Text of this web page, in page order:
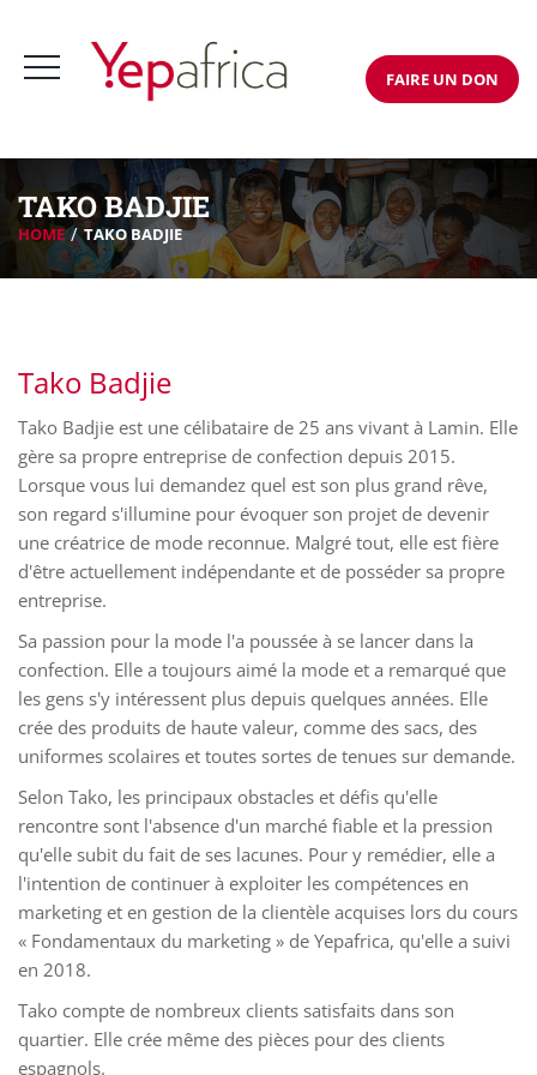
FAIRE UN DON
TAKO BADJIE
HOME TAKO BADJIE
Tako Badjie
Tako Badjie est une célibataire de 25 ans vivant à Lamin. Elle
gère sa propre entreprise de confection depuis 2015.
Lorsque vous lui demandez quel est son plus grand rêve,
son regard s'illumine pour évoquer son projet de devenir
une créatrice de mode reconnue. Malgré tout, elle est fière
d'être actuellement indépendante et de posséder sa propre
entreprise.
Sa passion pour la mode l'a poussée à se lancer dans la
confection. Elle a toujours aimé la mode et a remarqué que
les gens s'y intéressent plus depuis quelques années. Elle
crée des produits de haute valeur, comme des sacs, des
uniformes scolaires et toutes sortes de tenues sur demande.
Selon Tako, les principaux obstacles et défis qu'elle
rencontre sont l'absence d'un marché fiable et la pression
qu'elle subit du fait de ses lacunes. Pour y remédier, elle a
l'intention de continuer à exploiter les compétences en
marketing et en gestion de la clientèle acquises lors du cours
« Fondamentaux du marketing » de Yepafrica, qu'elle a suivi
en 2018.
Tako compte de nombreux clients satisfaits dans son
quartier. Elle crée même des pièces pour des clients
espagnols.